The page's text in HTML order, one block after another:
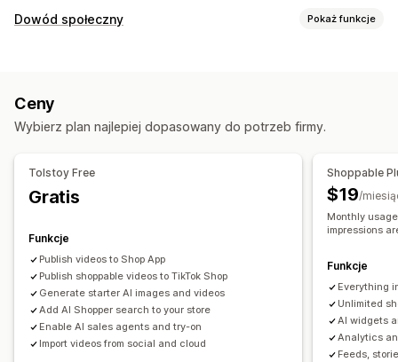
Zarządzanie filmami
UGC
Udostępnianie w mediach społecznościowych
Wiele kanałów Analizy Powiadomienia
Dostosowanie
Edycja filmów
Szablony filmów
Niestandardowy URL
Osadzone filmy
Wyskakujące okienka
Karuzele
Responsywność na urządzeniach mobilnych
Dowód społeczny Pokaż funkcje
Opcje wyświetlania
Pliki produktowe z produktami dostępnymi do zakupu
Układy niestandardowe
Linki w mediach społecznościowych
Analizy
Śledzenie zaangażowania
Śledzenie konwersji
Ceny
Wybierz plan najlepiej dopasowany do potrzeb firmy.
Tolstoy Free
Gratis
Funkcje
Publish videos to Shop App
Publish shoppable videos to TikTok Shop
Generate starter AI images and videos
Add AI Shopper search to your store
Enable AI sales agents and try-on
Import videos from social and cloud
Shoppable
$19/
Monthly
impressions
Funkcje
Everything
Unlimited
AI widgets
Analytics
Feeds,